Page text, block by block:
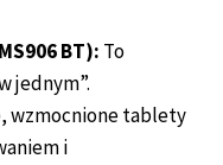
BT): To
jednym”.
wzmocnione tablety
i